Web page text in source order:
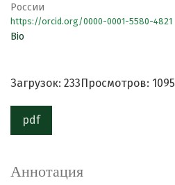
России
https://orcid.org/0000-0001-5580-4821
Bio
Загрузок: 233 Просмотров: 1095
pdf
Аннотация